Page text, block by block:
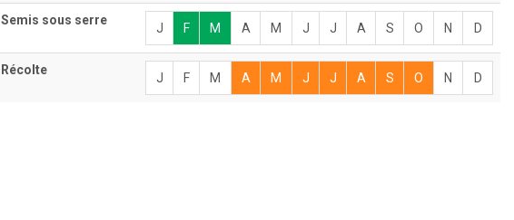
Semis sous serre
J F M A M J J A S O N D
Récolte
J F M A M J J A S O N D